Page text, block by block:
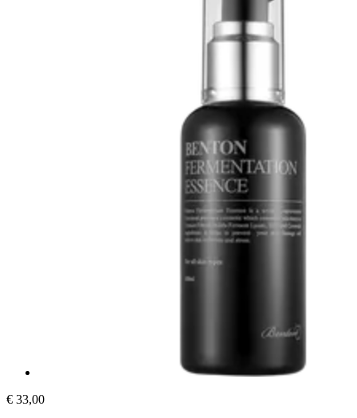
€ 33,00